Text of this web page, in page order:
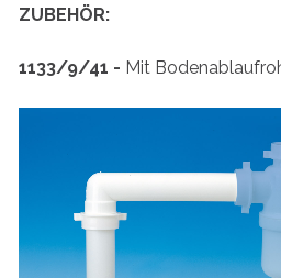
ZUBEHÖR:
1133/9/41 - Mit